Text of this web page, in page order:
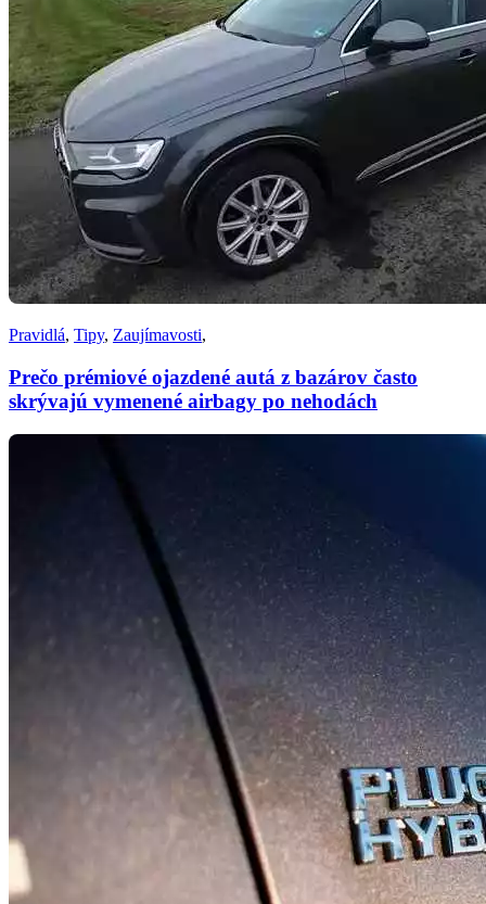
Pravidlá, Tipy, Zaujímavosti,
Prečo prémiové ojazdené autá z bazárov často
skrývajú vymenené airbagy po nehodách